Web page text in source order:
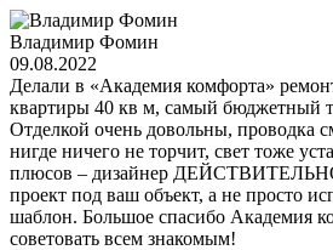
Владимир Фомин
09.08.2022
Делали в «Академия комфорта»
квартиры 40 кв м, самый бюджетный
Отделкой очень довольны, проводка
нигде ничего не торчит, свет тоже
плюсов – дизайнер ДЕЙСТВИТЕЛЬНО
проект под ваш объект, а не просто
шаблон. Большое спасибо Академия
советовать всем знакомым!